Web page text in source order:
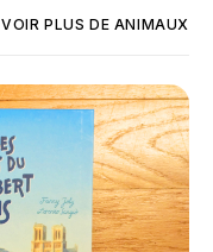
VOIR PLUS DE ANIMAUX